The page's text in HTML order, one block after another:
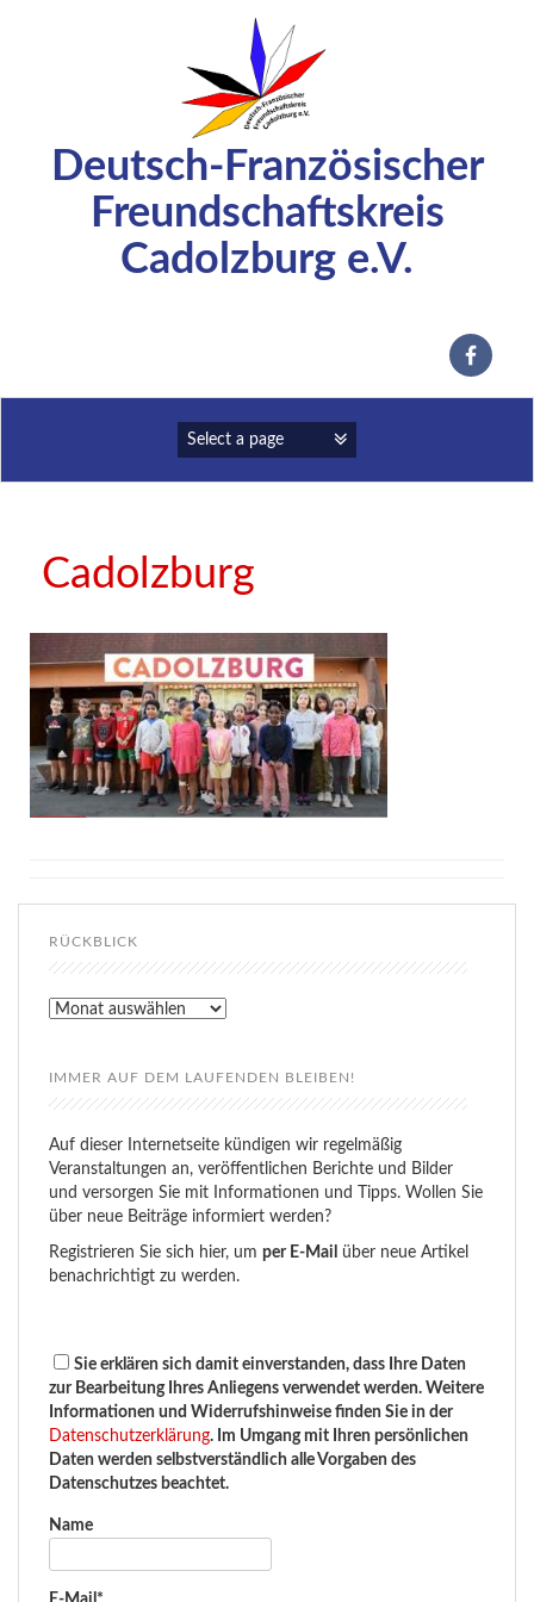
Deutsch-Französischer
Freundschaftskreis
Cadolzburg e.V.
Cadolzburg
RÜCKBLICK
Rückblick
IMMER AUF DEM LAUFENDEN BLEIBEN!
Auf dieser Internetseite kündigen wir regelmäßig
Veranstaltungen an, veröffentlichen Berichte und Bilder
und versorgen Sie mit Informationen und Tipps. Wollen Sie
über neue Beiträge informiert werden?
Registrieren Sie sich hier, um per E-Mail
über neue Artikel
benachrichtigt zu werden.
Sie erklären sich damit einverstanden, dass Ihre Daten
zur Bearbeitung Ihres Anliegens verwendet werden. Weitere
Informationen und Widerrufshinweise finden Sie in der
Datenschutzerklärung. Im Umgang mit Ihren persönlichen
Daten werden selbstverständlich alle Vorgaben des
Datenschutzes beachtet.
Name